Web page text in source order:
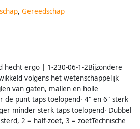
, Gereedschap
hecht ergo | 1-230-06-1-2Bijzondere
volgens het wetenschappelijk
van gaten, mallen en holle
de punt taps toelopend· 4" en 6" sterk
minder sterk taps toelopend· Dubbel
2 = half-zoet, 3 = zoetTechnische